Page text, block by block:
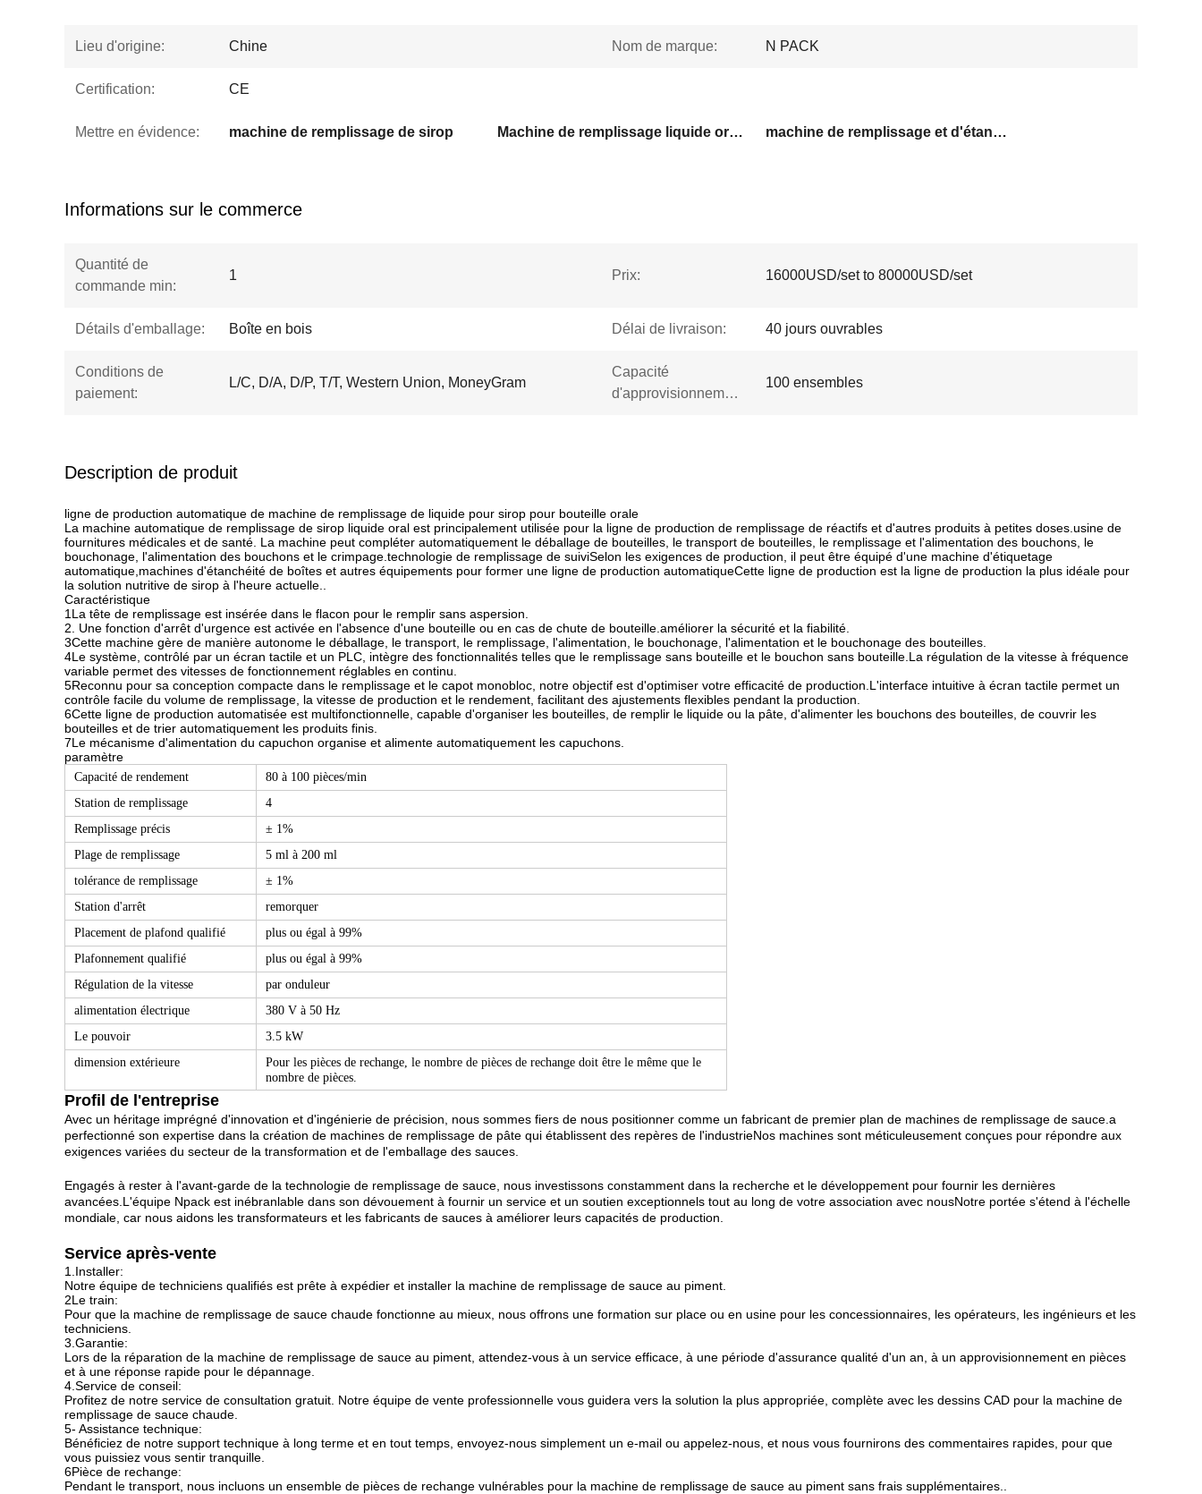
Lieu d'origine: Chine Nom de marque: N PACK
Certification: CE
Mettre en évidence: machine de remplissage de sirop Machine de remplissage liquide orale machine de remplissage et d'étanchéité des liquides oraux
Informations sur le commerce
Quantité de
commande min:
1 Prix: 16000USD/set to 80000USD/set
Détails d'emballage: Boîte en bois Délai de livraison: 40 jours ouvrables
Conditions de
paiement:
L/C, D/A, D/P, T/T, Western Union, MoneyGram
Capacité
d'approvisionnement:
100 ensembles
Description de produit
ligne de production automatique de machine de remplissage de liquide pour sirop pour bouteille orale
La machine automatique de remplissage de sirop liquide oral est principalement utilisée pour la ligne de production de remplissage de réactifs et d'autres produits à petites doses.usine de
fournitures médicales et de santé. La machine peut compléter automatiquement le déballage de bouteilles, le transport de bouteilles, le remplissage et l'alimentation des bouchons, le
bouchonage, l'alimentation des bouchons et le crimpage.technologie de remplissage de suiviSelon les exigences de production, il peut être équipé d'une machine d'étiquetage
automatique,machines d'étanchéité de boîtes et autres équipements pour former une ligne de production automatiqueCette ligne de production est la ligne de production la plus idéale pour
la solution nutritive de sirop à l'heure actuelle..
Caractéristique
1La tête de remplissage est insérée dans le flacon pour le remplir sans aspersion.
2. Une fonction d'arrêt d'urgence est activée en l'absence d'une bouteille ou en cas de chute de bouteille.améliorer la sécurité et la fiabilité.
3Cette machine gère de manière autonome le déballage, le transport, le remplissage, l'alimentation, le bouchonage, l'alimentation et le bouchonage des bouteilles.
4Le système, contrôlé par un écran tactile et un PLC, intègre des fonctionnalités telles que le remplissage sans bouteille et le bouchon sans bouteille.La régulation de la vitesse à fréquence
variable permet des vitesses de fonctionnement réglables en continu.
5Reconnu pour sa conception compacte dans le remplissage et le capot monobloc, notre objectif est d'optimiser votre efficacité de production.L'interface intuitive à écran tactile permet un
contrôle facile du volume de remplissage, la vitesse de production et le rendement, facilitant des ajustements flexibles pendant la production.
6Cette ligne de production automatisée est multifonctionnelle, capable d'organiser les bouteilles, de remplir le liquide ou la pâte, d'alimenter les bouchons des bouteilles, de couvrir les
bouteilles et de trier automatiquement les produits finis.
7Le mécanisme d'alimentation du capuchon organise et alimente automatiquement les capuchons.
paramètre
Capacité de rendement
80 à 100 pièces/min
Station de remplissage
4
Remplissage précis
± 1%
Plage de remplissage
5 ml à 200 ml
tolérance de remplissage
± 1%
Station d'arrêt
remorquer
Placement de plafond qualifié
plus ou égal à 99%
Plafonnement qualifié
plus ou égal à 99%
Régulation de la vitesse
par onduleur
alimentation électrique
380 V à 50 Hz
Le pouvoir
3.5 kW
dimension extérieure
Pour les pièces de rechange, le nombre de pièces de rechange doit être le même que le
nombre de pièces.
Profil de l'entreprise
Avec un héritage imprégné d'innovation et d'ingénierie de précision, nous sommes fiers de nous positionner comme un fabricant de premier plan de machines de remplissage de sauce.a
perfectionné son expertise dans la création de machines de remplissage de pâte qui établissent des repères de l'industrieNos machines sont méticuleusement conçues pour répondre aux
exigences variées du secteur de la transformation et de l'emballage des sauces.
Engagés à rester à l'avant-garde de la technologie de remplissage de sauce, nous investissons constamment dans la recherche et le développement pour fournir les dernières
avancées.L'équipe Npack est inébranlable dans son dévouement à fournir un service et un soutien exceptionnels tout au long de votre association avec nousNotre portée s'étend à l'échelle
mondiale, car nous aidons les transformateurs et les fabricants de sauces à améliorer leurs capacités de production.
Service après-vente
1.Installer:
Notre équipe de techniciens qualifiés est prête à expédier et installer la machine de remplissage de sauce au piment.
2Le train:
Pour que la machine de remplissage de sauce chaude fonctionne au mieux, nous offrons une formation sur place ou en usine pour les concessionnaires, les opérateurs, les ingénieurs et les
techniciens.
3.Garantie:
Lors de la réparation de la machine de remplissage de sauce au piment, attendez-vous à un service efficace, à une période d'assurance qualité d'un an, à un approvisionnement en pièces
et à une réponse rapide pour le dépannage.
4.Service de conseil:
Profitez de notre service de consultation gratuit. Notre équipe de vente professionnelle vous guidera vers la solution la plus appropriée, complète avec les dessins CAD pour la machine de
remplissage de sauce chaude.
5- Assistance technique:
Bénéficiez de notre support technique à long terme et en tout temps, envoyez-nous simplement un e-mail ou appelez-nous, et nous vous fournirons des commentaires rapides, pour que
vous puissiez vous sentir tranquille.
6Pièce de rechange:
Pendant le transport, nous incluons un ensemble de pièces de rechange vulnérables pour la machine de remplissage de sauce au piment sans frais supplémentaires..